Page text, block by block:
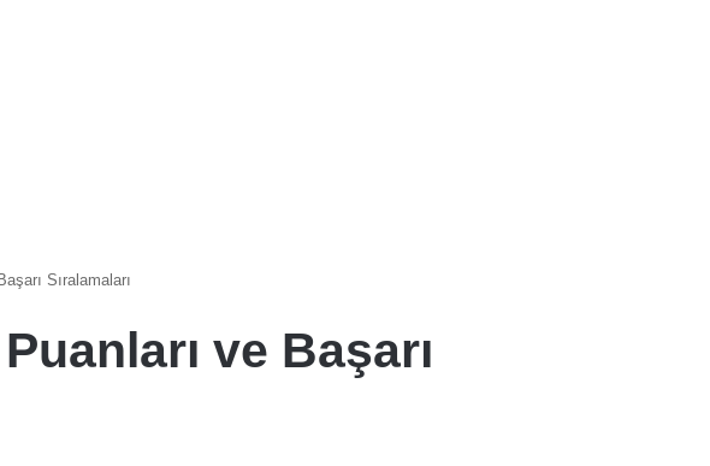
Sıralamaları
ve Başarı